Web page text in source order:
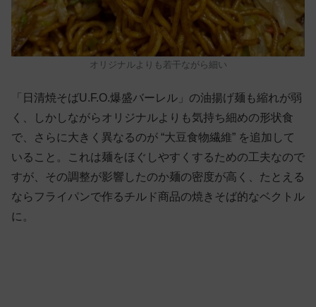
オリジナルよりも若干ながら細い
「日清焼そばU.F.O.爆盛バーレル」の油揚げ麺も縮れが弱
く、しかしながらオリジナルよりも気持ち細めの形状食
で、さらに大きく異なるのが “大豆食物繊維” を追加して
いること。これは麺をほぐしやすくするための工夫なので
すが、その調整が影響したのか麺の密度が高く、たとえる
ならフライパンで作るチルド商品の焼きそば的なベクトル
に。